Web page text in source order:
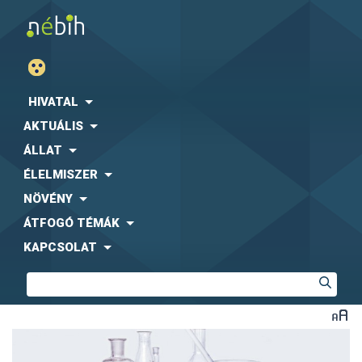
HIVATAL
AKTUÁLIS
ÁLLAT
ÉLELMISZER
NÖVÉNY
ÁTFOGÓ TÉMÁK
KAPCSOLAT